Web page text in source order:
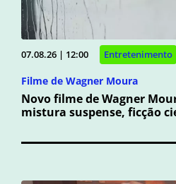
07.08.26 | 12:00 Entretenimento
Filme de Wagner Moura
Novo filme de Wagner
mistura suspense, ficção